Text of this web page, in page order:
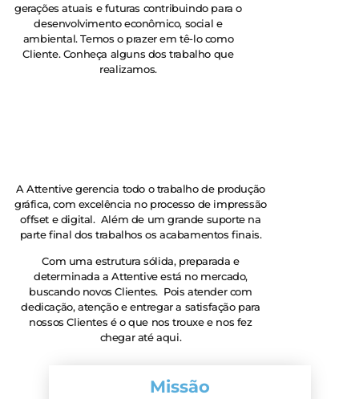
gerações atuais e futuras contribuindo para o
desenvolvimento econômico, social e
ambiental. Temos o prazer em tê-lo como
Cliente. Conheça alguns dos trabalho que
realizamos.
A Attentive gerencia todo o trabalho de produção
gráfica, com excelência no processo de impressão
offset e digital. Além de um grande suporte na
parte final dos trabalhos os acabamentos finais.
Com uma estrutura sólida, preparada e
determinada a Attentive está no mercado,
buscando novos Clientes. Pois atender com
dedicação, atenção e entregar a satisfação para
nossos Clientes é o que nos trouxe e nos fez
chegar até aqui.
Missão